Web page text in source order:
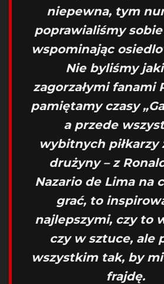
niepewna, tym
poprawialiśmy
wspominając
Nie byliśmy
zagorzałymi fanami
pamiętamy czasy
a przede
wybitnych piłkarzy
drużyny – z
Nazario de Lima na
grać, to
najlepszymi, czy to
czy w sztuce, ale
wszystkim tak, by
frajdę.